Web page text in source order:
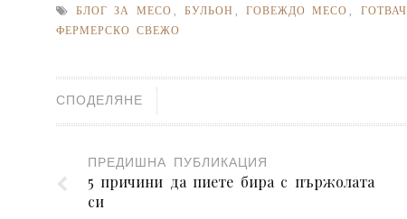
БЛОГ ЗА МЕСО БУЛЬОН ,ГОВЕЖДО МЕСО ГОТВАЧ
ФЕРМЕРСКО СВЕЖО
СПОДЕЛЯНЕ
ПРЕДИШНА ПУБЛИКАЦИЯ
5 причини да пиете бира с пържолата
си